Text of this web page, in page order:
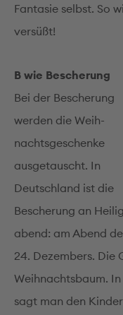
Fantasie selbst. So
versüßt!
B wie Bescherung
Bei der Bescherung
werden die Weih­
nachts­ge­schenke
ausgetauscht. In
Deutschland ist die
Bescherung an
abend: am Abend
24. Dezembers. Die
Weihnachtsbaum.
sagt man den